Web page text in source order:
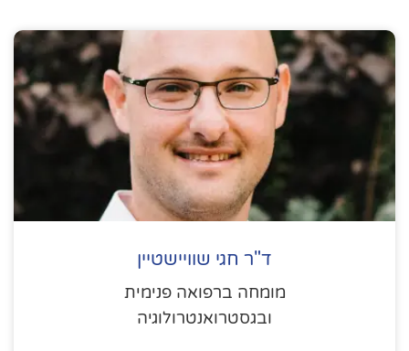
ד"ר חגי שוויישטיין
מומחה ברפואה פנימית
ובגסטרואנטרולוגיה